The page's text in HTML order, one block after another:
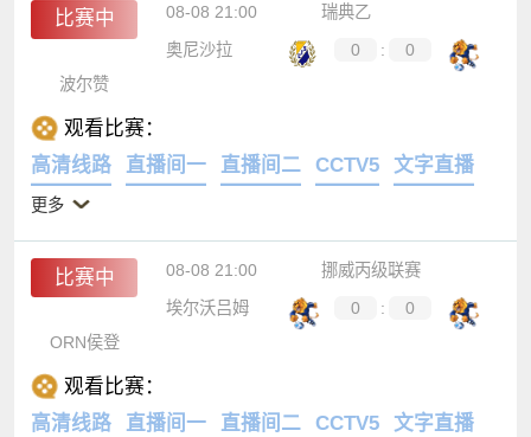
比赛中 08-08 21:00
瑞典乙
奥尼沙拉
0 :
0
波尔赞
观看比赛：
高清线路
直播间一 直播间二 CCTV5 文字直播
更多
比赛中 08-08 21:00
挪威丙级联赛
埃尔沃吕姆
0 :
0
ORN侯登
观看比赛：
高清线路
直播间一 直播间二 CCTV5 文字直播